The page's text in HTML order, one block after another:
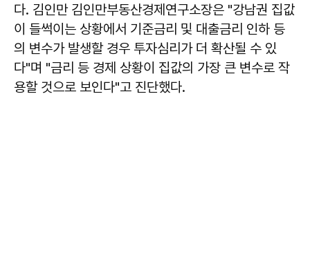
다. 김인만 김인만부동산경제연구소장은 "강남권 집값
이 들썩이는 상황에서 기준금리 및 대출금리 인하 등
의 변수가 발생할 경우 투자심리가 더 확산될 수 있
다"며 "금리 등 경제 상황이 집값의 가장 큰 변수로 작
용할 것으로 보인다"고 진단했다.